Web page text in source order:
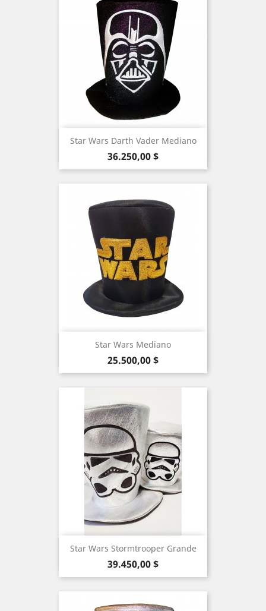
Star Wars Darth Vader Mediano
Precio
36.250,00 $
Star Wars Mediano
Precio
25.500,00 $
Star Wars Stormtrooper Grande
Precio
39.450,00 $